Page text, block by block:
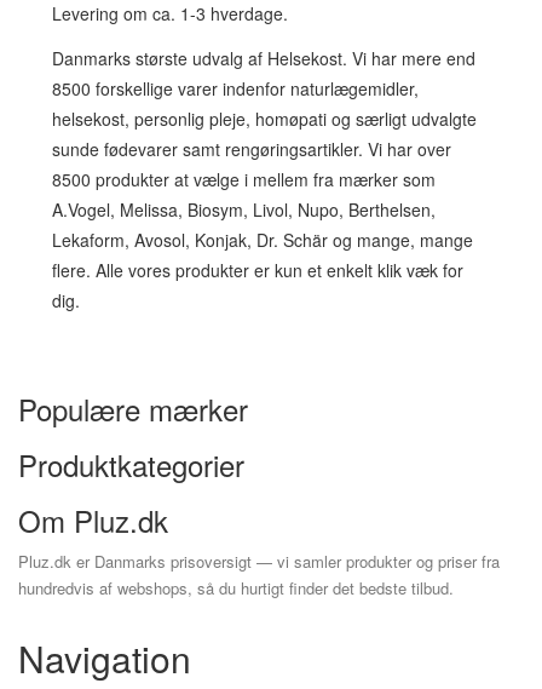
Levering om ca. 1-3 hverdage.
Danmarks største udvalg af Helsekost. Vi har mere end
8500 forskellige varer indenfor naturlægemidler,
helsekost, personlig pleje, homøpati og særligt udvalgte
sunde fødevarer samt rengøringsartikler. Vi har over
8500 produkter at vælge i mellem fra mærker som
A.Vogel, Melissa, Biosym, Livol, Nupo, Berthelsen,
Lekaform, Avosol, Konjak, Dr. Schär og mange, mange
flere. Alle vores produkter er kun et enkelt klik væk for
dig.
Populære mærker
Produktkategorier
Om Pluz.dk
Pluz.dk er Danmarks prisoversigt — vi samler produkter og priser fra
hundredvis af webshops, så du hurtigt finder det bedste tilbud.
Navigation